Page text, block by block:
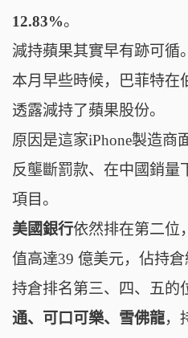
12.83%。
減持蘋果其實早有跡可循。
本月早些時候，巴菲特在
透露減持了蘋果股份。
原因是這家iPhone製造商
反壟斷罰款、在中國銷量
項目。
美國銀行依然排在第二位
值高達39 億美元，佔持倉
持倉排名第三、四、五的
通、可口可樂、雪佛龍，